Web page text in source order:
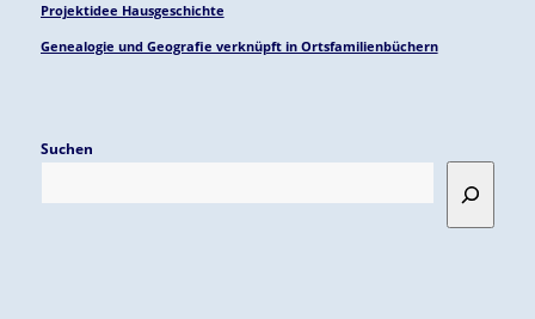
Projektidee Hausgeschichte
Genealogie und Geografie verknüpft in Ortsfamilienbüchern
Suchen